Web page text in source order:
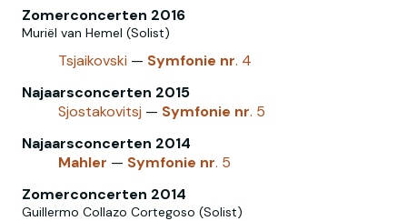
Zomerconcerten 2016
Muriël van Hemel (Solist)
Tsjaikovski — Symfonie nr. 4
Najaarsconcerten 2015
Sjostakovitsj — Symfonie nr. 5
Najaarsconcerten 2014
Mahler — Symfonie nr. 5
Zomerconcerten 2014
Guillermo Collazo Cortegoso (Solist)